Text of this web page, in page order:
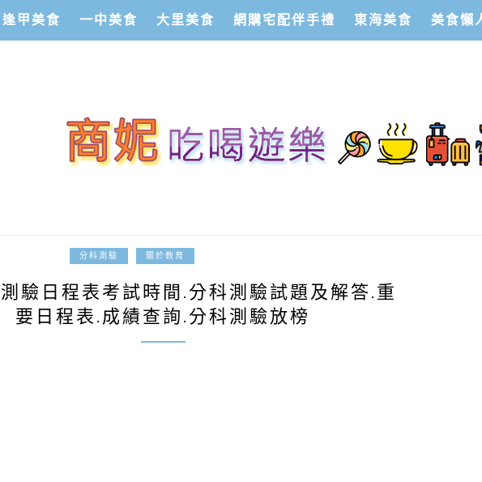
逢甲美食 一中美食 大里美食 網購宅配伴手禮 東海美食 美食懶
分科測驗 關於教育
驗日程表考試時間.分科測驗試題及解答.重
要日程表.成績查詢.分科測驗放榜